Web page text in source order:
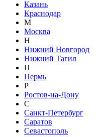
Казань
Краснодар
М
Москва
Н
Нижний Новгород
Нижний Тагил
П
Пермь
Р
Ростов-на-Дону
С
Санкт-Петербург
Саратов
Севастополь